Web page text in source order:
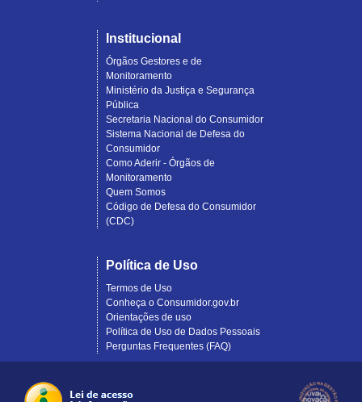
Institucional
Órgãos Gestores e de
Monitoramento
Ministério da Justiça e Segurança
Pública
Secretaria Nacional do Consumidor
Sistema Nacional de Defesa do
Consumidor
Como Aderir - Órgãos de
Monitoramento
Quem Somos
Código de Defesa do Consumidor
(CDC)
Política de Uso
Termos de Uso
Conheça o Consumidor.gov.br
Orientações de uso
Política de Uso de Dados Pessoais
Perguntas Frequentes (FAQ)